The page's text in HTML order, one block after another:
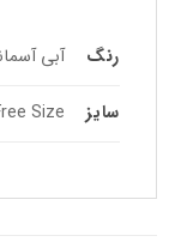
رنگ آبی
سایز Size